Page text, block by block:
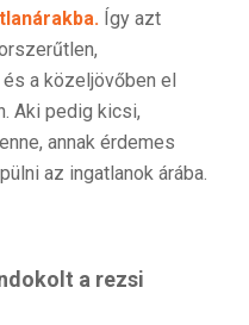
Így azt
a közeljövőben el
Aki pedig kicsi,
annak érdemes
az ingatlanok árába.
a rezsi